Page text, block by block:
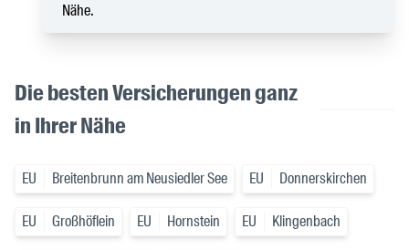
Nähe.
Die besten Versicherungen ganz
in Ihrer Nähe
EU Breitenbrunn am Neusiedler See EU Donnerskirchen
EU Großhöflein EU Hornstein EU Klingenbach